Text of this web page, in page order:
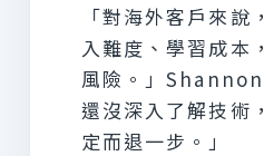
「對海外客戶來說
入難度、學習成本
風險。」Shannon
還沒深入了解技術
定而退一步。」